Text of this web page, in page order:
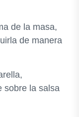
de la masa,
de manera
sobre la salsa